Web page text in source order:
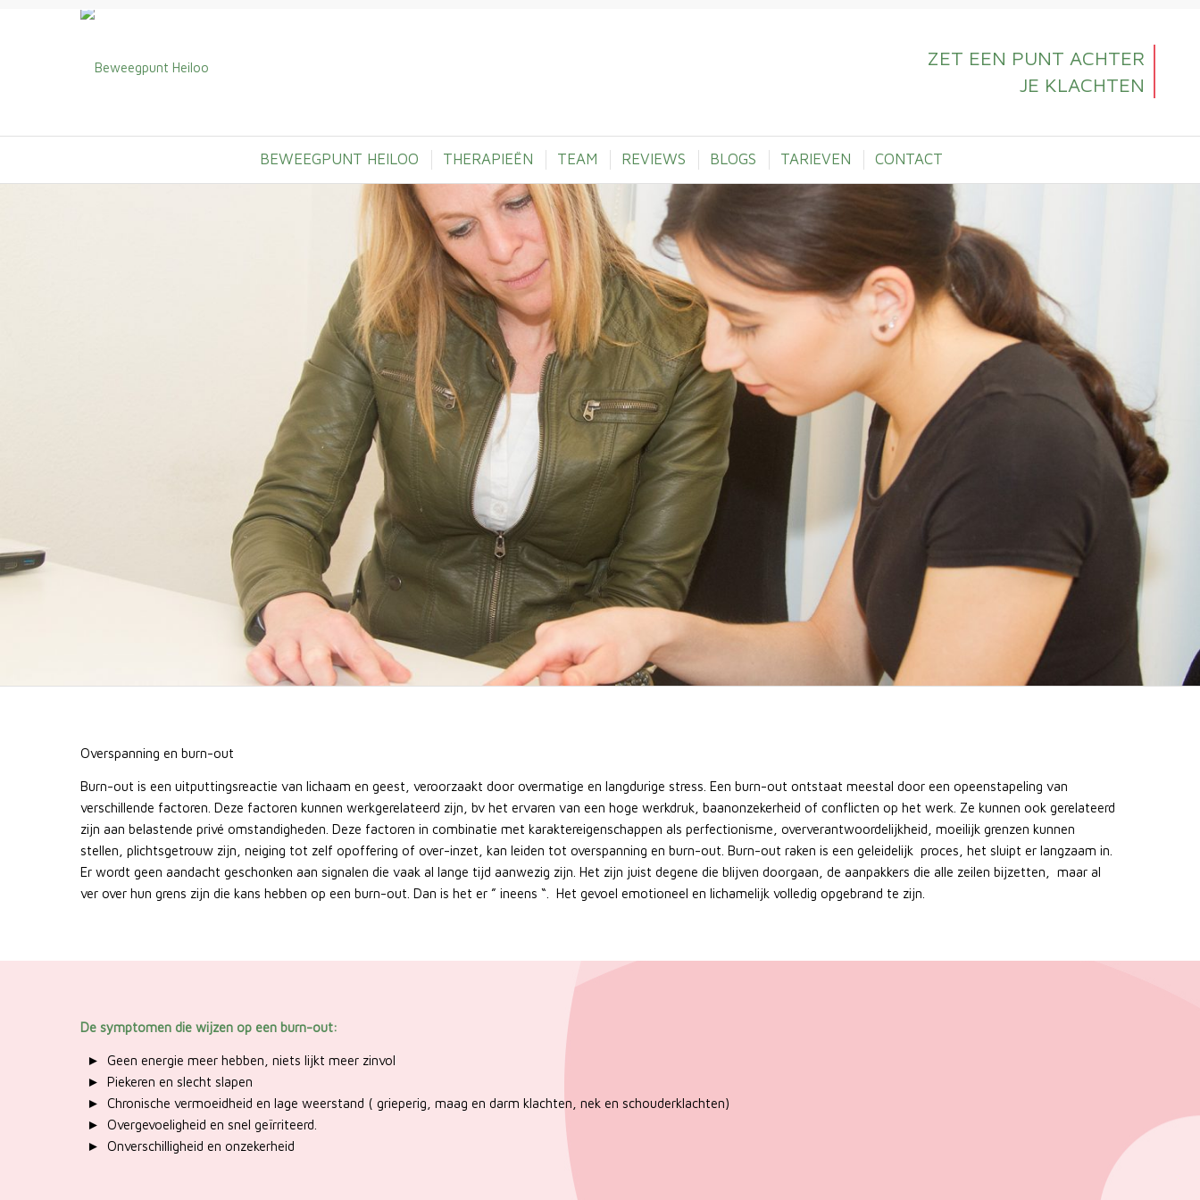
ZET EEN PUNT ACHTER
JE KLACHTEN
BEWEEGPUNT HEILOO THERAPIEËN TEAM REVIEWS BLOGS TARIEVEN CONTACT
Overspanning en burn-out
Burn-out is een uitputtingsreactie van lichaam en geest, veroorzaakt door overmatige en langdurige stress. Een burn-out ontstaat meestal door een opeenstapeling van
verschillende factoren. Deze factoren kunnen werkgerelateerd zijn, bv het ervaren van een hoge werkdruk, baanonzekerheid of conflicten op het werk. Ze kunnen ook gerelateerd
zijn aan belastende privé omstandigheden. Deze factoren in combinatie met karaktereigenschappen als perfectionisme, oververantwoordelijkheid, moeilijk grenzen kunnen
stellen, plichtsgetrouw zijn, neiging tot zelf opoffering of over-inzet, kan leiden tot overspanning en burn-out. Burn-out raken is een geleidelijk proces, het sluipt er langzaam in.
Er wordt geen aandacht geschonken aan signalen die vaak al lange tijd aanwezig zijn. Het zijn juist degene die blijven doorgaan, de aanpakkers die alle zeilen bijzetten, maar al
ver over hun grens zijn die kans hebben op een burn-out. Dan is het er ” ineens “. Het gevoel emotioneel en lichamelijk volledig opgebrand te zijn.
De symptomen die wijzen op een burn-out:
Geen energie meer hebben, niets lijkt meer zinvol
Piekeren en slecht slapen
Chronische vermoeidheid en lage weerstand ( grieperig, maag en darm klachten, nek en schouderklachten)
Overgevoeligheid en snel geïrriteerd.
Onverschilligheid en onzekerheid